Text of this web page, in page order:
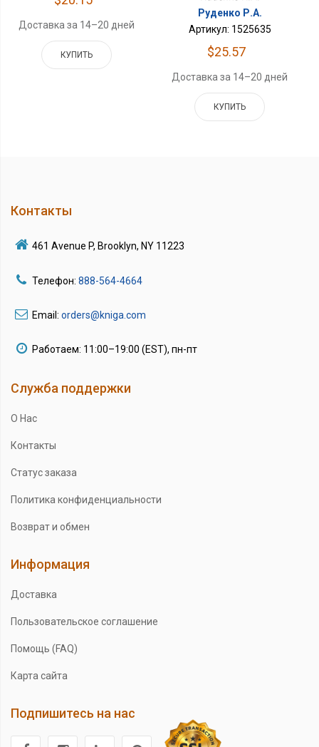
Доставка за 14–20 дней
КУПИТЬ
Руденко Р.А.
Артикул: 1525635
$25.57
Доставка за 14–20 дней
КУПИТЬ
Контакты
461 Avenue P, Brooklyn, NY 11223
Телефон: 888-564-4664
Email: orders@kniga.com
Работаем: 11:00–19:00 (EST), пн-пт
Служба поддержки
О Нас
Контакты
Статус заказа
Политика конфиденциальности
Возврат и обмен
Информация
Доставка
Пользовательское соглашение
Помощь (FAQ)
Карта сайта
Подпишитесь на нас